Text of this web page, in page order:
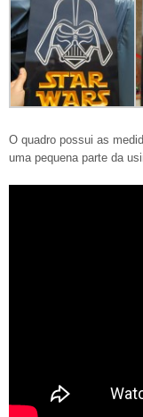
O quadro possui as
uma pequena parte da